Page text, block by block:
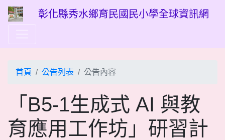
彰化縣秀水鄉育民國民小學全球資訊網
首頁 公告列表 公告內容
「B5-1生成式 AI 與教
育應用工作坊」研習計